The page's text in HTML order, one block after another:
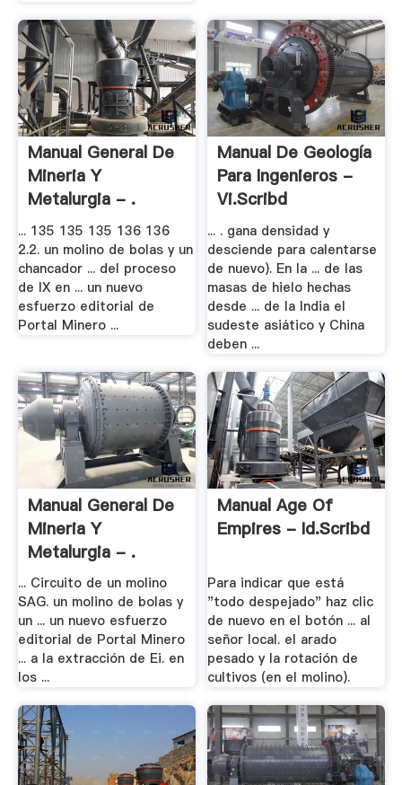
Manual General De
Mineria Y
Metalurgia - .
... 135 135 135 136 136
2.2. un molino de bolas y un
chancador ... del proceso
de IX en ... un nuevo
esfuerzo editorial de
Portal Minero ...
Manual De Geología
Para Ingenieros -
Vi.scribd
... . gana densidad y
desciende para calentarse
de nuevo). En la ... de las
masas de hielo hechas
desde ... de la India el
sudeste asiático y China
deben ...
Manual General De
Mineria Y
Metalurgia - .
... Circuito de un molino
SAG. un molino de bolas y
un ... un nuevo esfuerzo
editorial de Portal Minero
... a la extracción de Ei. en
los ...
Manual Age Of
Empires - Id.scribd
Para indicar que está
"todo despejado" haz clic
de nuevo en el botón ... al
señor local. el arado
pesado y la rotación de
cultivos (en el molino).